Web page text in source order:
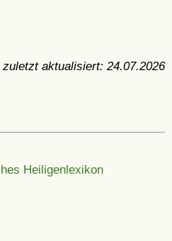
zuletzt aktualisiert: 24.07.2026
Heiligenlexikon